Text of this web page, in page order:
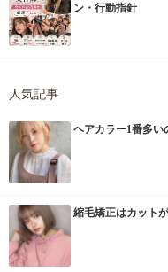
ン・行動指針
人気記事
ヘアカラー1番多い
縮毛矯正はカット